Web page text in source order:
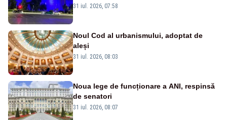
Victoria, iluminat în albastru
31 iul. 2026, 07:58
Noul Cod al urbanismului, adoptat de
aleși
31 iul. 2026, 08:03
Noua lege de funcționare a ANI, respinsă
de senatori
31 iul. 2026, 08:07